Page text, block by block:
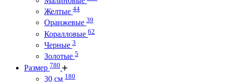
Желтые 44
Оранжевые 39
Коралловые 62
Черные 3
Золотые 5
Размер 780
30 см 180